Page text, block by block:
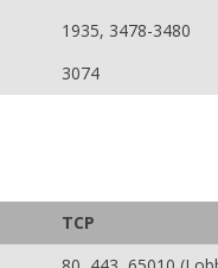
1935, 3478-3480
3074
TCP